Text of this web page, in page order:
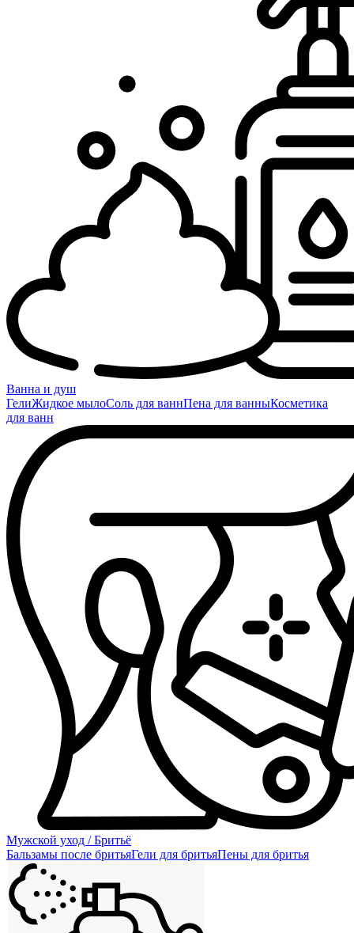
Ванна и душ
ГелиЖидкое мылоСоль для ваннПена для ванныКосметика
для ванн
Мужской уход / Бритьё
Бальзамы после бритьяГели для бритьяПены для бритья